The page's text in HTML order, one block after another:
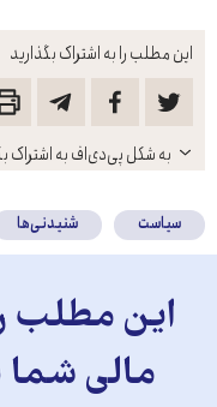
این مطلب را به اشتراک بگذارید
باز
کنید
به شکل پی‌دی‌اف به اشتراک
سیاست شنیدنی‌ها
این مطلب
مالی شما